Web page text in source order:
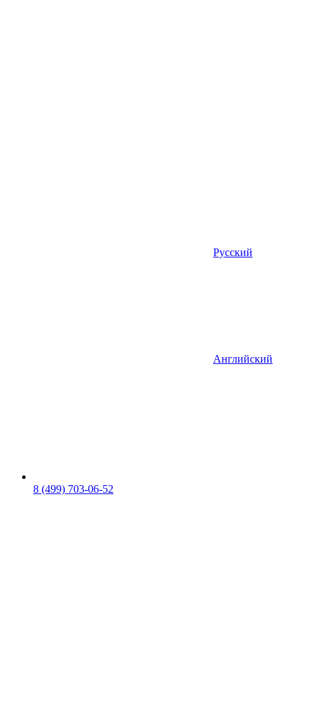
Русский
Английский
8 (499) 703-06-52